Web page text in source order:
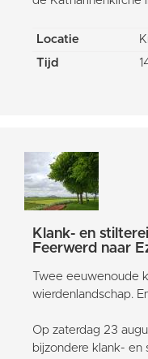
Locatie
Tijd
Klank- en
Feerwerd naar
Twee eeuwenoude
wierdenlandschap.
Op zaterdag 23
bijzondere klank-